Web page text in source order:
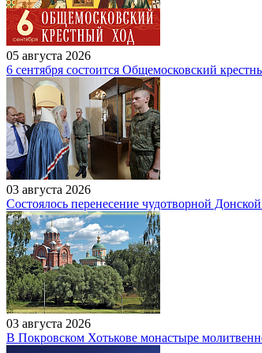
05 августа 2026
6 сентября состоится Общемосковский
03 августа 2026
Состоялось перенесение чудотворной
03 августа 2026
В Покровском Хотькове монастыре